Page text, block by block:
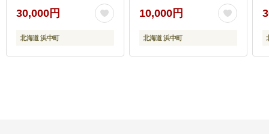
30,000円
北海道 浜中町
なし_H0039-006
10,000円
北海道 浜中町